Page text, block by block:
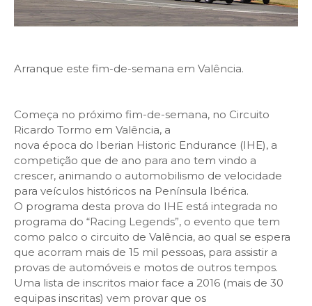
Arranque este fim-de-semana em Valência.
Começa no próximo fim-de-semana, no Circuito
Ricardo Tormo em Valência, a
nova época do Iberian Historic Endurance (IHE), a
competição que de ano para ano tem vindo a
crescer, animando o automobilismo de velocidade
para veículos históricos na Península Ibérica.
O programa desta prova do IHE está integrada no
programa do “Racing Legends”, o evento que tem
como palco o circuito de Valência, ao qual se espera
que acorram mais de 15 mil pessoas, para assistir a
provas de automóveis e motos de outros tempos.
Uma lista de inscritos maior face a 2016 (mais de 30
equipas inscritas) vem provar que os